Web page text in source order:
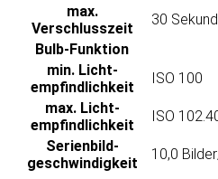
max.
Verschlusszeit
30
Bulb-Funktion
min. Licht­
empfindlichkeit
ISO 100
max. Licht­
empfindlichkeit
ISO
Serienbild­
geschwindigkeit
10,0